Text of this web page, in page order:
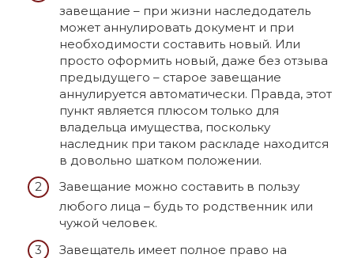
завещание – при жизни наследодатель
может аннулировать документ и при
необходимости составить новый. Или
просто оформить новый, даже без отзыва
предыдущего – старое завещание
аннулируется автоматически. Правда, этот
пункт является плюсом только для
владельца имущества, поскольку
наследник при таком раскладе находится
в довольно шатком положении.
Завещание можно составить в пользу
любого лица – будь то родственник или
чужой человек.
Завещатель имеет полное право на